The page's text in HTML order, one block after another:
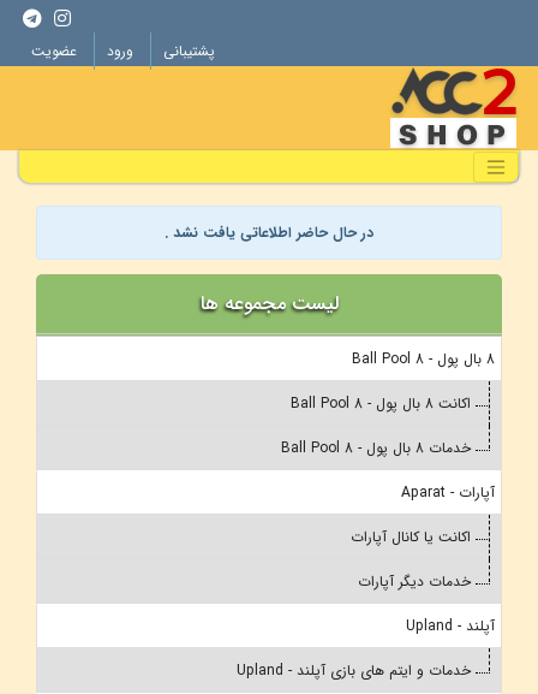
پشتیبانی ورود عضویت
در حال حاضر اطلاعاتی یافت نشد .
لیست مجموعه ها
8 بال پول - 8 Ball Pool
اکانت 8 بال پول - 8 Ball Pool
خدمات 8 بال پول - 8 Ball Pool
آپارات - Aparat
اکانت یا کانال آپارات
خدمات دیگر آپارات
آپلند - Upland
خدمات و ایتم های بازی آپلند - Upland